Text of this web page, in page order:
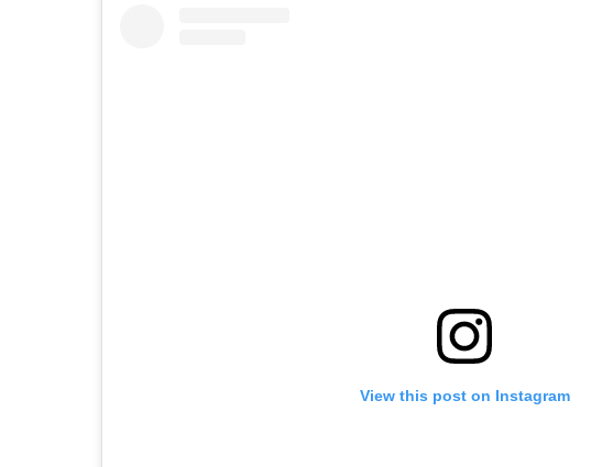
View this post on Instagram